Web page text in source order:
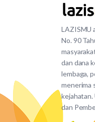
LAZISMU
No. 90
dan dana
lembaga,
menerima
kejahatan.
dan